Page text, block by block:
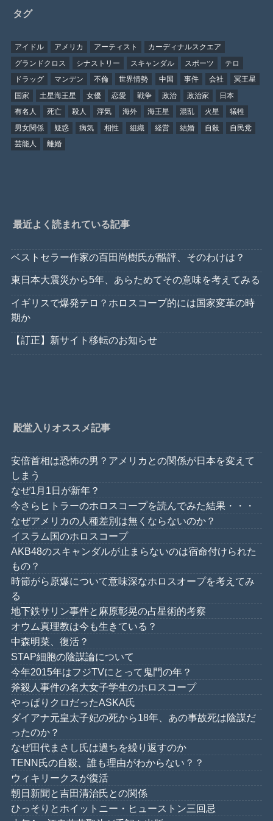
タグ
アイドル アメリカ アーティスト
カーディナルスクエア
グランドクロス
シナストリー スキャンダル スポーツ
テロ
ドラッグ
マンデン 不倫 世界情勢 中国 事件 会社
冥王星
国家
土星海王星 女優 恋愛 戦争 政治 政治家
日本
有名人
死亡 殺人 浮気 海外 海王星 混乱 火星
犠牲
男女関係
疑惑 病気 相性 組織 経営 結婚 自殺
自民党
芸能人
離婚
最近よく読まれている記事
ベストセラー作家の百田尚樹氏が酷評、そのわけは？
東日本大震災から5年、あらためてその意味を考えてみる
イギリスで爆発テロ？ホロスコープ的には国家変革の時
期か
【訂正】新サイト移転のお知らせ
殿堂入りオススメ記事
安倍首相は恐怖の男？アメリカとの関係が日本を変えて
しまう
なぜ1月1日が新年？
今さらヒトラーのホロスコープを読んでみた結果・・・
なぜアメリカの人種差別は無くならないのか？
イスラム国のホロスコープ
AKB48のスキャンダルが止まらないのは宿命付けられた
もの？
時節がら原爆について意味深なホロスオープを考えてみ
る
地下鉄サリン事件と麻原彰晃の占星術的考察
オウム真理教は今も生きている？
中森明菜、復活？
STAP細胞の陰謀論について
今年2015年はフジTVにとって鬼門の年？
斧殺人事件の名大女子学生のホロスコープ
やっぱりクロだったASKA氏
ダイアナ元皇太子妃の死から18年、あの事故死は陰謀だ
ったのか？
なぜ田代まさし氏は過ちを繰り返すのか
TENN氏の自殺、誰も理由がわからない？？
ウィキリークスが復活
朝日新聞と吉田清治氏との関係
ひっそりとホイットニー・ヒューストン三回忌